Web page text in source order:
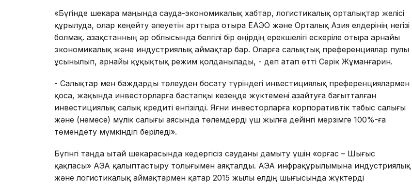
«Бүгінде шекара маңында сауда-экономикалық хабтар, логистикалық орталықтар желісі
құрылуда, олар кеңейту әлеуетін арттыра отыра ЕАЭО және Орталық Азия елдерінің негізі
болмақ. Қазақстанның әр облысында белгілі бір өңірдің ерекшелігі ескеріле отыра арнайы
экономикалық және индустриялық аймақтар бар. Оларға салықтық преференциялар пулы
ұсынылып, арнайы құқықтық режим қолданылады, - деп атап өтті Серік Жұманғарин.
- Салықтар мен баждарды төлеуден босату түріндегі инвестициялық преференциялармен
қоса, жақында инвесторларға бастапқы кезеңде жүктемені азайтуға бағытталған
инвестициялық салық кредиті енгізілді. Яғни инвесторларға корпоративтік табыс салығы
және (немесе) мүлік салығы аясында төлемдерді үш жылға дейінгі мерзімге 100%-ға
төмендету мүмкіндігі беріледі».
Бүгінгі таңда Қытай шекарасында кедергісіз сауданы дамыту үшін «Қорғас – Шығыс
қақпасы» АЭА қалыптастыру толығымен аяқталды. АЭА инфрақұрылымына индустриялық
және логистикалық аймақтармен қатар 2015 жылы елдің шығысында жүктерді